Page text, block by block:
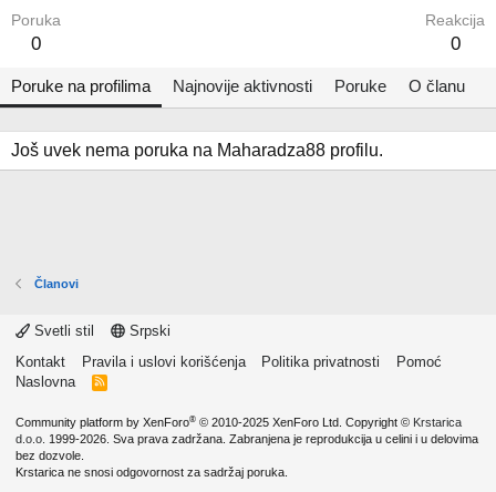
Poruka
0
Reakcija
0
Poruke na profilima Najnovije aktivnosti Poruke O članu
Još uvek nema poruka na Maharadza88 profilu.
Članovi
Svetli stil
Srpski
Kontakt
Pravila i uslovi korišćenja Politika privatnosti
Pomoć
Naslovna
R
Community platform by XenForo® © 2010-2025 XenForo Ltd. Copyright © Krstarica
d.o.o. 1999-2026. Sva prava zadržana. Zabranjena je reprodukcija u celini i u delovima
bez dozvole.
Krstarica ne snosi odgovornost za sadržaj poruka.